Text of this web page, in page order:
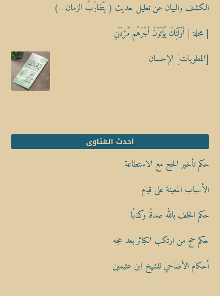
الكشف والبيان عن تعليل حديث ( يَتَقارَبُ الزمان…)
[ مجلة ] أُوْلَٰٓئِكَ يُؤْتَوْنَ أَجْرَهُم مَّرَّتَيْنِ
[المطويات] الإحسان
أحدث الفتاوى
حكم تأخير الحج مع الاستطاعة
الأسباب المعينة على قيام
حكم الحلف بالله صدقًا وكذبًا
حكم حج من ارتكب الكبائر بعد حجه
أحكام الأضاحي للشيخ ابن عثيمين